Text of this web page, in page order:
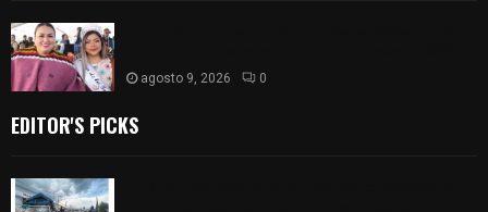
agosto 9, 2026 0
EDITOR'S PICKS